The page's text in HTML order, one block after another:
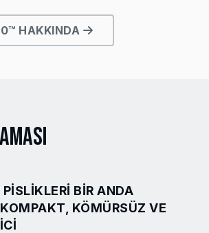
HAKKINDA
BIR ANDA
KÖMÜRSÜZ VE